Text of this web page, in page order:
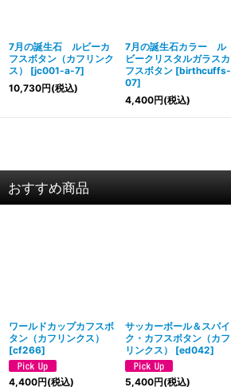
7月の誕生石 ルビーカ
フスボタン（カフリンク
ス）
[jc001-a-7]
10,730円(税込)
7月の誕生石カラー ル
ビークリスタルガラスカ
フスボタン [birthcuffs-
07]
4,400円(税込)
おすすめ商品
ワールドカップカフスボ
タン（カフリンクス）
[cf266]
4,400円(税込)
サッカーボール＆スパイ
ク・カフスボタン（カフ
リンクス）
[ed042]
5,400円(税込)